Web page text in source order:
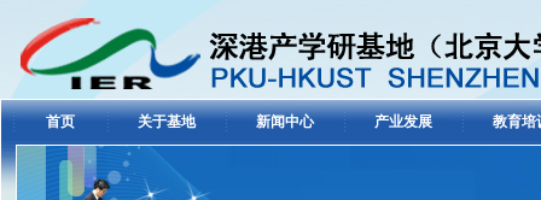
首页 关于基地 新闻中心 产业发展 教育培